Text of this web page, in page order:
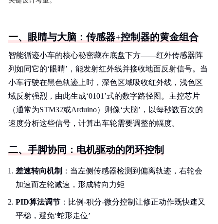
一、眼睛与大脑：传感器+控制器的黄金组合
智能循迹小车的核心秘密藏在底盘下方——红外传感器阵
列如同它的‘眼睛’，能发射红外线并接收地面反射信号。当
小车行驶在黑色轨迹上时，深色区域吸收红外线，浅色区
域反射强烈，由此生成‘0101’式的数字路径图。主控芯片
（通常为STM32或Arduino）则像‘大脑’，以每秒数百次的
速度分析这些信号，计算出车轮需要调整的幅度。
二、手脚协同：电机驱动的闭环控制
差速转向机制 ：当左侧传感器检测到偏离轨迹，右轮会
加速而左轮减速，形成转向力矩
PID算法调节 ：比例-积分-微分控制让修正动作既快速又
平稳，避免‘蛇形走位’